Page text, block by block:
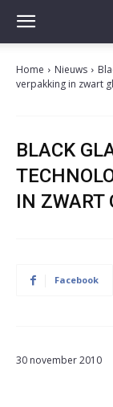
Home Nieuws
verpakking in zwart
BLACK
IN ZWART
Facebook
30 november 2010